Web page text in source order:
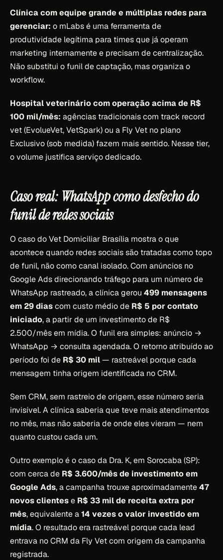
Clínica com equipe grande e múltiplas redes para
gerenciar: o mLabs é uma ferramenta de
produtividade legítima para times que já operam
marketing internamente e precisam de centralização.
Não substitui o funil de captação, mas organiza o
workflow.
Hospital veterinário com operação acima de R$
100 mil/mês: agências tradicionais com track record
vet (EvolueVet, VetSpark) ou a Fly Vet no plano
Exclusivo (sob medida) fazem mais sentido. Nesse tier,
o volume justifica serviço dedicado.
Caso real: WhatsApp como desfecho do
funil de redes sociais
O caso do Vet Domiciliar Brasília mostra o que
acontece quando redes sociais são tratadas como topo
de funil, não como canal isolado. Com anúncios no
Google Ads direcionando tráfego para um número de
WhatsApp rastreado, a clínica gerou 499 mensagens
em 29 diascom custo médio de R$ 5 por contato
iniciado, a partir de um investimento de R$
2.500/mês em mídia. O funil era simples: anúncio →
WhatsApp → consulta agendada. O retorno atribuído ao
período foi de R$ 30 mil— rastreável porque cada
mensagem tinha origem identificada no CRM.
Sem CRM, sem rastreio de origem, esse número seria
invisível. A clínica saberia que teve mais atendimentos
no mês, mas não saberia de onde eles vieram — nem
quanto custou cada um.
Outro exemplo é o caso da Dra. K, em Sorocaba (SP):
com cerca de R$ 3.600/mês de investimento em
Google Ads, a campanha trouxe aproximadamente47
novos clientese R$ 33 mil de receita extra por
mês, equivalente a14 vezes o valor investido em
mídia. O resultado era rastreável porque cada lead
entrava no CRM da Fly Vet com origem da campanha
registrada.